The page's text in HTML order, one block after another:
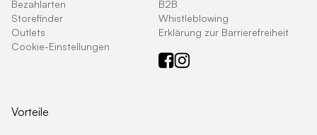
Bezahlarten
Storefinder
Outlets
Cookie-Einstellungen
B2B
Whistleblowing
Erklärung zur Barrierefreiheit
Vorteile